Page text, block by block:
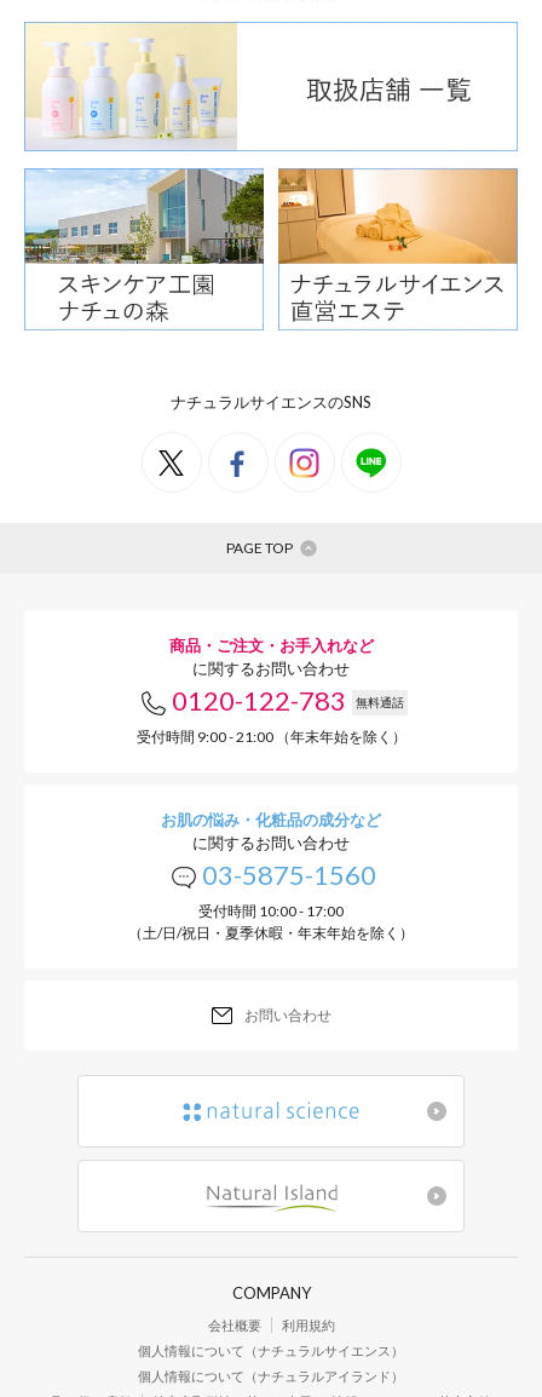
ナチュラルサイエンスのSNS
PAGE TOP
商品・ご注文・お手入れなど
に関するお問い合わせ
0120-122-783 無料通話
受付時間 9:00 - 21:00 （年末年始を除く）
お肌の悩み・化粧品の成分など
に関するお問い合わせ
03-5875-1560
受付時間 10:00 - 17:00
（土/日/祝日・夏季休暇・年末年始を除く）
お問い合わせ
COMPANY
会社概要
利用規約
個人情報について（ナチュラルサイエンス）
個人情報について（ナチュラルアイランド）